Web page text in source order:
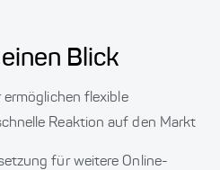
Blick
ermöglichen flexible
Reaktion auf den Markt
für weitere Online-